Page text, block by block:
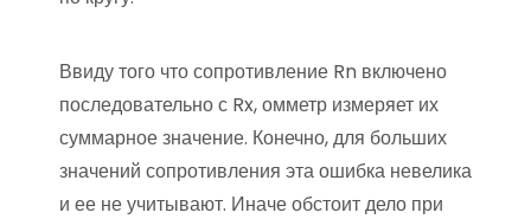
Ввиду того что сопротивление Rn включено
последовательно с Rx, омметр измеряет их
суммарное значение. Конечно, для больших
значений сопротивления эта ошибка невелика
и ее не учитывают. Иначе обстоит дело при